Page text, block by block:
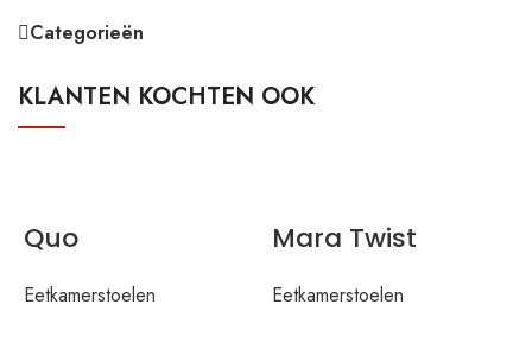
Categorieën
KLANTEN KOCHTEN OOK
Quo
Eetkamerstoelen
Mara Twist
Eetkamerstoelen